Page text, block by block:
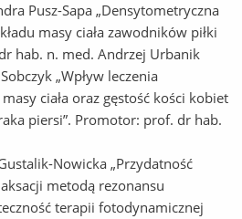
Pusz-Sapa „Densytometryczna
masy ciała zawodników piłki
hab. n. med. Andrzej Urbanik
„Wpływ leczenia
ciała oraz gęstość kości kobiet
piersi”. Promotor: prof. dr hab.
Nowicka „Przydatność
metodą rezonansu
terapii fotodynamicznej